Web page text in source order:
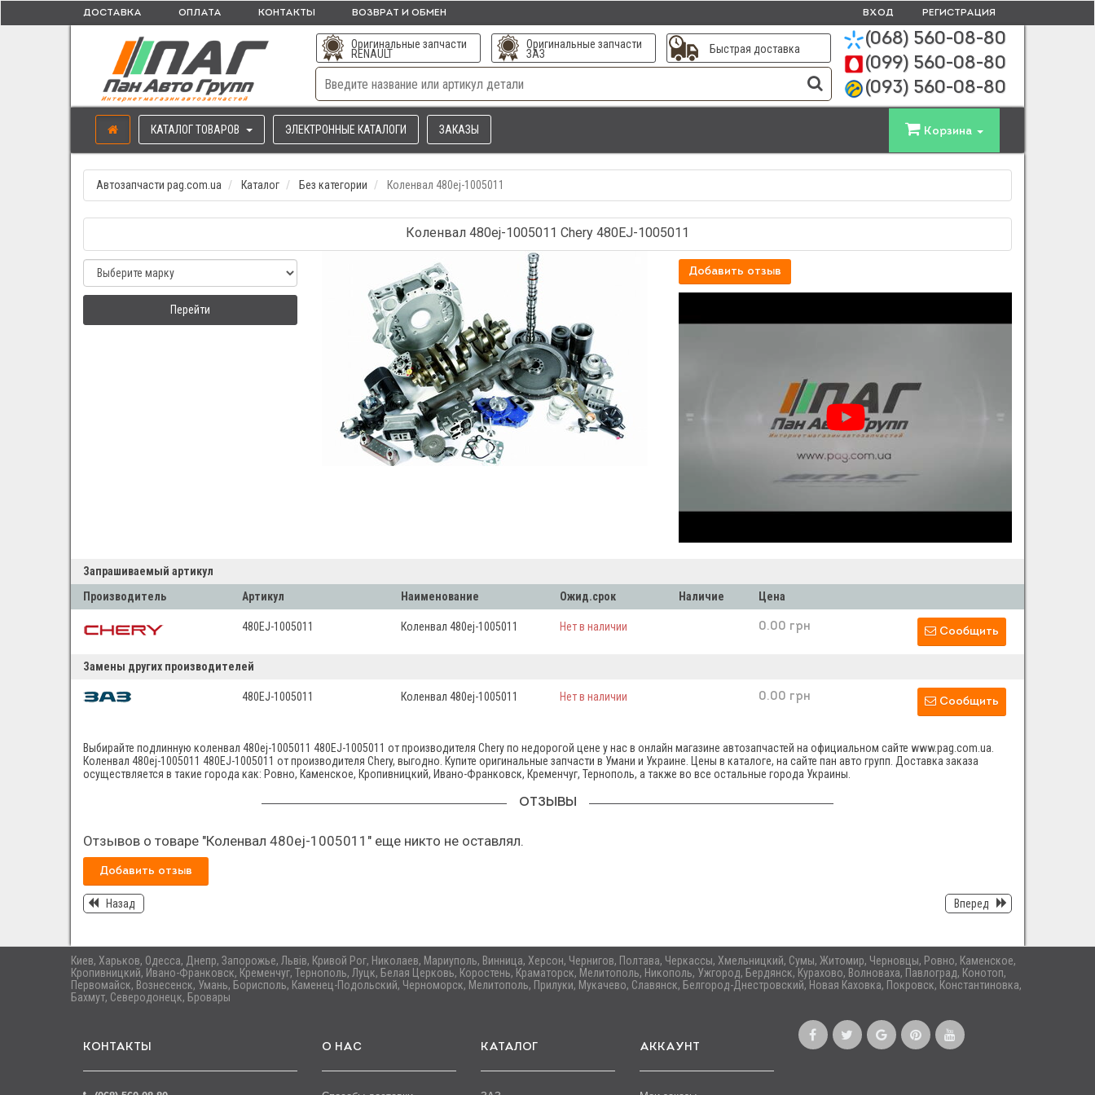
ДОСТАВКА ОПЛАТА КОНТАКТЫ ВОЗВРАТ И ОБМЕН ВХОД РЕГИСТРАЦИЯ
Оригинальные запчасти
RENAULT
Оригинальные запчасти
ЗАЗ Быстрая доставка (068) 560-08-80
(099) 560-08-80
(093) 560-08-80
КАТАЛОГ ТОВАРОВ ЭЛЕКТРОННЫЕ КАТАЛОГИ ЗАКАЗЫ Корзина
Автозапчасти pag.com.ua Каталог Без категории Коленвал 480еj-1005011
Коленвал 480еj-1005011 Chery 480EJ-1005011
Перейти
Добавить отзыв
Запрашиваемый артикул
Производитель
Артикул Наименование Ожид.срок Наличие Цена
480EJ-1005011 Коленвал 480еj-1005011 Нет в наличии 0.00 грн Сообщить
Замены других производителей
480EJ-1005011 Коленвал 480еj-1005011 Нет в наличии 0.00 грн Сообщить
Выбирайте подлинную коленвал 480еj-1005011 480EJ-1005011 от производителя Chery по недорогой цене у нас в онлайн магазине автозапчастей на официальном сайте www.pag.com.ua.
Коленвал 480еj-1005011 480EJ-1005011 от производителя Chery, выгодно. Купите оригинальные запчасти в Умани и Украине. Цены в каталоге, на сайте пан авто групп. Доставка заказа
осуществляется в такие города как: Ровно, Каменское, Кропивницкий, Ивано-Франковск, Кременчуг, Тернополь, а также во все остальные города Украины.
ОТЗЫВЫ
Отзывов о товаре "Коленвал 480еj-1005011" еще никто не оставлял.
Добавить отзыв
Назад Вперед
Киев, Харьков, Одесса, Днепр, Запорожье, Львів, Кривой Рог, Николаев, Мариуполь, Винница, Херсон, Чернигов, Полтава, Черкассы, Хмельницкий, Сумы, Житомир, Черновцы, Ровно, Каменское,
Кропивницкий, Ивано-Франковск, Кременчуг, Тернополь, Луцк, Белая Церковь, Коростень, Краматорск, Мелитополь, Никополь, Ужгород, Бердянск, Курахово, Волноваха, Павлоград, Конотоп,
Первомайск, Вознесенск, Умань, Борисполь, Каменец-Подольский, Черноморск, Мелитополь, Прилуки, Мукачево, Славянск, Белгород-Днестровский, Новая Каховка, Покровск, Константиновка,
Бахмут, Северодонецк, Бровары
КОНТАКТЫ О НАС КАТАЛОГ АККАУНТ